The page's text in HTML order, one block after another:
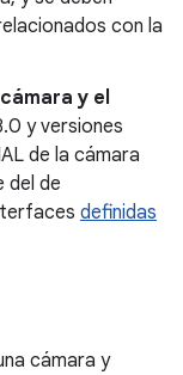
con la
y el
y versiones
de la cámara
del de
definidas
cámara y